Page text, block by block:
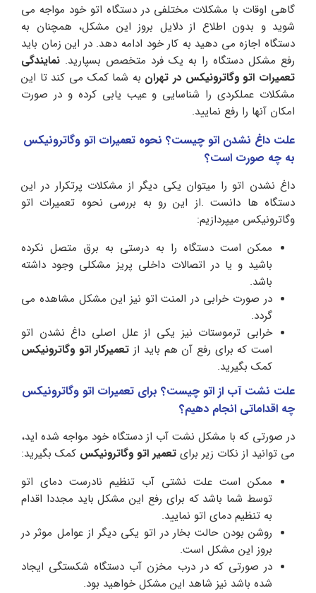
گاهی اوقات با مشکلات مختلفی در دستگاه اتو خود مواجه می
شوید و بدون اطلاع از دلایل بروز این مشکل، همچنان به
دستگاه اجازه می دهید به کار خود ادامه دهد. در این زمان باید
رفع مشکل دستگاه را به یک فرد متخصص بسپارید. نمایندگی
تعمیرات اتو وگاترونیکس در تهران به شما کمک می کند تا این
مشکلات عملکردی را شناسایی و عیب یابی کرده و در صورت
امکان آنها را رفع نمایید.
علت داغ نشدن اتو چیست؟ نحوه تعمیرات اتو وگاترونیکس
به چه صورت است؟
داغ نشدن اتو را میتوان یکی دیگر از مشکلات پرتکرار در این
دستگاه ها دانست .از این رو به بررسی نحوه تعمیرات اتو
وگاترونیکس میپردازیم:
ممکن است دستگاه را به درستی به برق متصل نکرده
باشید و یا در اتصالات داخلی پریز مشکلی وجود داشته
باشد.
در صورت خرابی در المنت اتو نیز این مشکل مشاهده می
گردد.
خرابی ترموستات نیز یکی از علل اصلی داغ نشدن اتو
است که برای رفع آن هم باید از تعمیرکار اتو وگاترونیکس
کمک بگیرید.
علت نشت آب از اتو چیست؟ برای تعمیرات اتو وگاترونیکس
چه اقداماتی انجام دهیم؟
در صورتی که با مشکل نشت آب از دستگاه خود مواجه شده اید،
می توانید از نکات زیر برای تعمیر اتو وگاترونیکس کمک بگیرید:
ممکن است علت نشتی آب تنظیم نادرست دمای اتو
توسط شما باشد که برای رفع این مشکل باید مجددا اقدام
به تنظیم دمای اتو نمایید.
روشن بودن حالت بخار در اتو یکی دیگر از عوامل موثر در
بروز این مشکل است.
در صورتی که در درب مخزن آب دستگاه شکستگی ایجاد
شده باشد نیز شاهد این مشکل خواهید بود.